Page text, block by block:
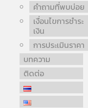
คำถามที่พบบ่อย
เงื่อนไขการชำระ
เงิน
การประเมินราคา
บทความ
ติดต่อ